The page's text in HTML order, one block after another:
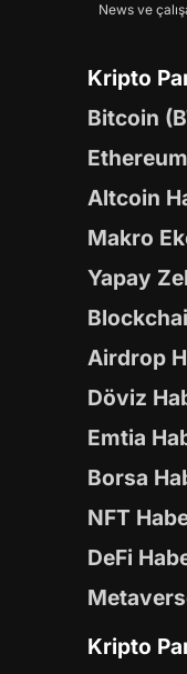
News ve
Kripto
Bitcoin
Altcoin
Makro
Yapay
Airdrop
Döviz
Emtia
Borsa
NFT
DeFi
Kripto